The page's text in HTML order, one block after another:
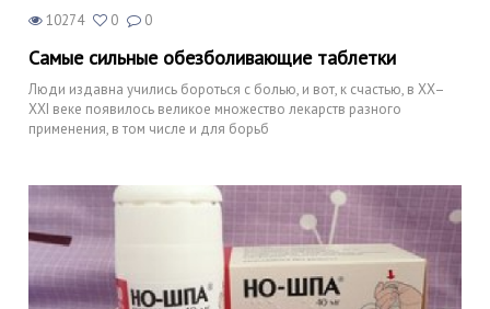
10274 0 0
Самые сильные обезболивающие таблетки
Люди издавна учились бороться с болью, и вот, к счастью, в XX–
XXI веке появилось великое множество лекарств разного
применения, в том числе и для борьб